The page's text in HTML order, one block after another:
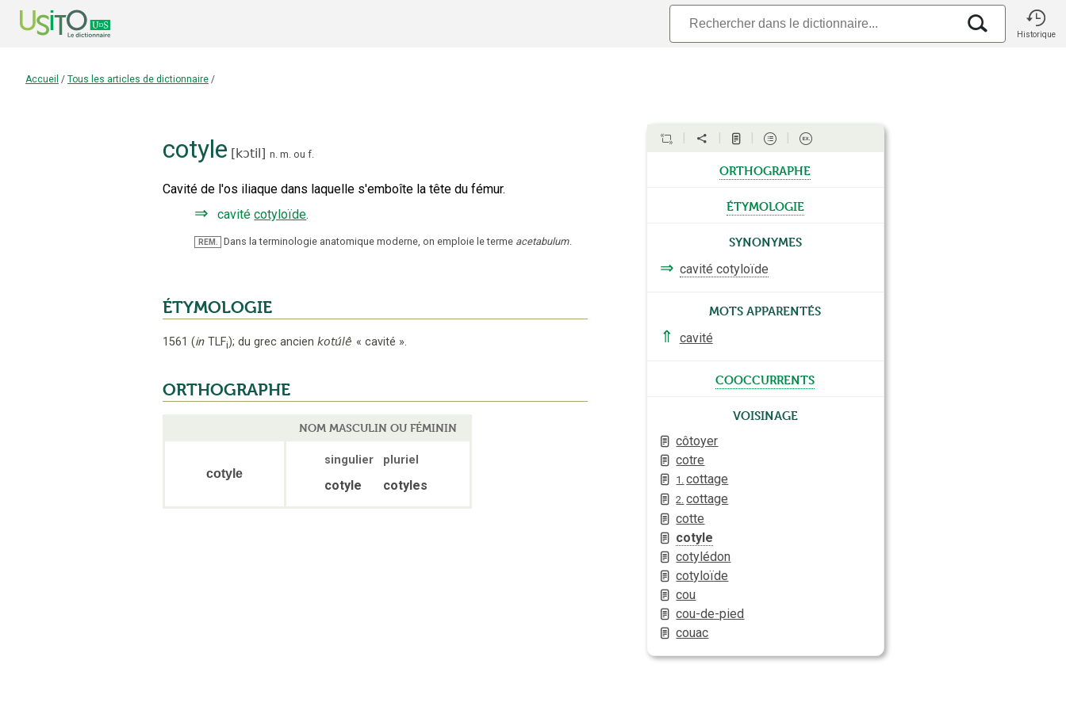
Historique
Accueil / Tous les articles de dictionnaire /
cotyle [kɔtil] n. m. ou f.
Cavité de l'os iliaque dans laquelle s'emboîte la tête du fémur.
⇒ cavité cotyloïde.
REM. Dans la terminologie anatomique moderne, on emploie le terme acetabulum.
ÉTYMOLOGIE
1561 (in TLFi); du grec ancien kotúlê « cavité ».
ORTHOGRAPHE
NOM MASCULIN OU FÉMININ
cotyle
singulier pluriel
cotyle cotyles
orthographe
étymologie
Synonymes
⇒ cavité cotyloïde
Mots apparentés
⇑
cavité
cooccurrents
Voisinage
côtoyer
cotre
1. cottage
2. cottage
cotte
cotyle
cotylédon
cotyloïde
cou
cou-de-pied
couac